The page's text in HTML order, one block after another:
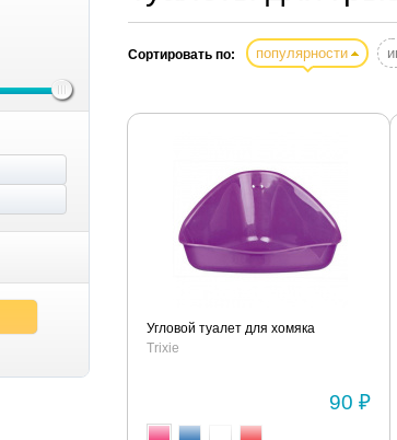
Сортировать по: популярности
Угловой туалет для хомяка
Trixie
90 ₽